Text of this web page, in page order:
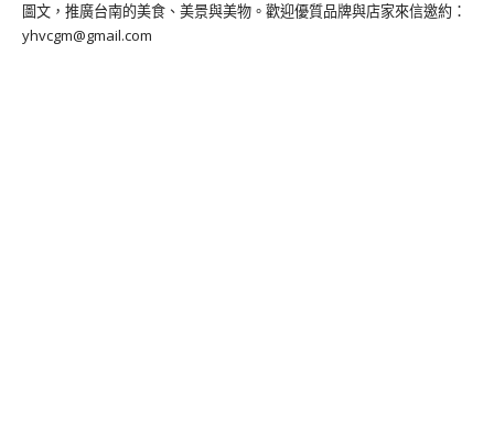
圖文，推廣台南的美食、美景與美物。歡迎優質品牌與店家來信邀約：
yhvcgm@gmail.com